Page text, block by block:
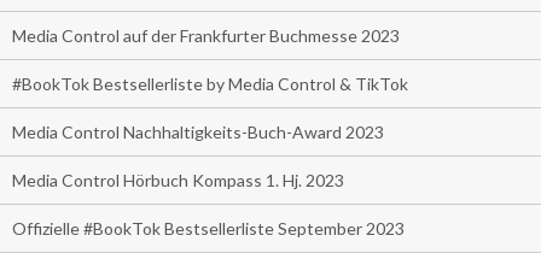
Media Control auf der Frankfurter Buchmesse 2023
#BookTok Bestsellerliste by Media Control & TikTok
Media Control Nachhaltigkeits-Buch-Award 2023
Media Control Hörbuch Kompass 1. Hj. 2023
Offizielle #BookTok Bestsellerliste September 2023